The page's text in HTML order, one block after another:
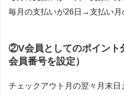
毎月の支払いが26日→支払い月
②V会員としてのポイント
会員番号を設定）
チェックアウト月の翌々月末日